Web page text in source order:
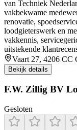
van Techniek
vakbekwame
renovatie,
loodgieterswerk en
vakkennis,
uitstekende
Vaart 27, 4206 CC
Bekijk details
F.W. Zillig BV
Gesloten